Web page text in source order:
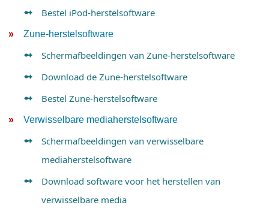
Bestel iPod-herstelsoftware
Zune-herstelsoftware
Schermafbeeldingen van Zune-herstelsoftware
Download de Zune-herstelsoftware
Bestel Zune-herstelsoftware
Verwisselbare mediaherstelsoftware
Schermafbeeldingen van verwisselbare
mediaherstelsoftware
Download software voor het herstellen van
verwisselbare media